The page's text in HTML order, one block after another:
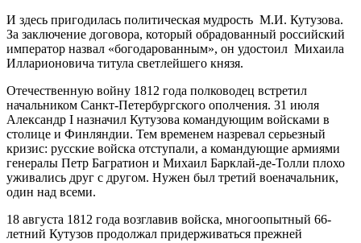
И здесь пригодилась политическая мудрость М.И. Кутузова.
За заключение договора, который обрадованный российский
император назвал «богодарованным», он удостоил Михаила
Илларионовича титула светлейшего князя.
Отечественную войну 1812 года полководец встретил
начальником Санкт-Петербургского ополчения. 31 июля
Александр I назначил Кутузова командующим войсками в
столице и Финляндии. Тем временем назревал серьезный
кризис: русские войска отступали, а командующие армиями
генералы Петр Багратион и Михаил Барклай-де-Толли плохо
уживались друг с другом. Нужен был третий военачальник,
один над всеми.
18 августа 1812 года возглавив войска, многоопытный 66-
летний Кутузов продолжал придерживаться прежней